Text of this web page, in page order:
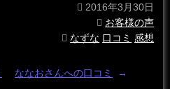
2016年3月30日
お客様の声
なずな 口コミ 感想
ななおさんへの口コミ →